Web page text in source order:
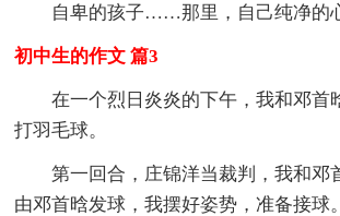
自卑的孩子……那里，自己纯净的心
初中生的作文 篇3
在一个烈日炎炎的下午，我和邓首
打羽毛球。
第一回合，庄锦洋当裁判，我和邓
由邓首晗发球，我摆好姿势，准备接球